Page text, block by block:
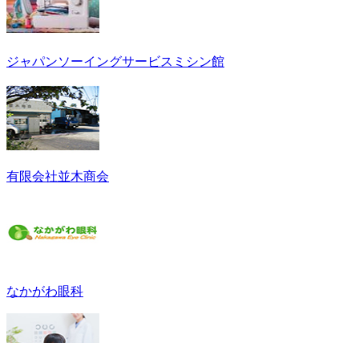
ジャパンソーイングサービスミシン館
有限会社並木商会
なかがわ眼科